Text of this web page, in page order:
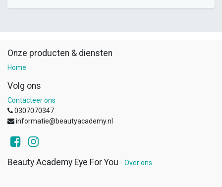
Onze producten & diensten
Home
Volg ons
Contacteer ons
0307070347
informatie@beautyacademy.nl
Beauty Academy Eye For You - Over ons